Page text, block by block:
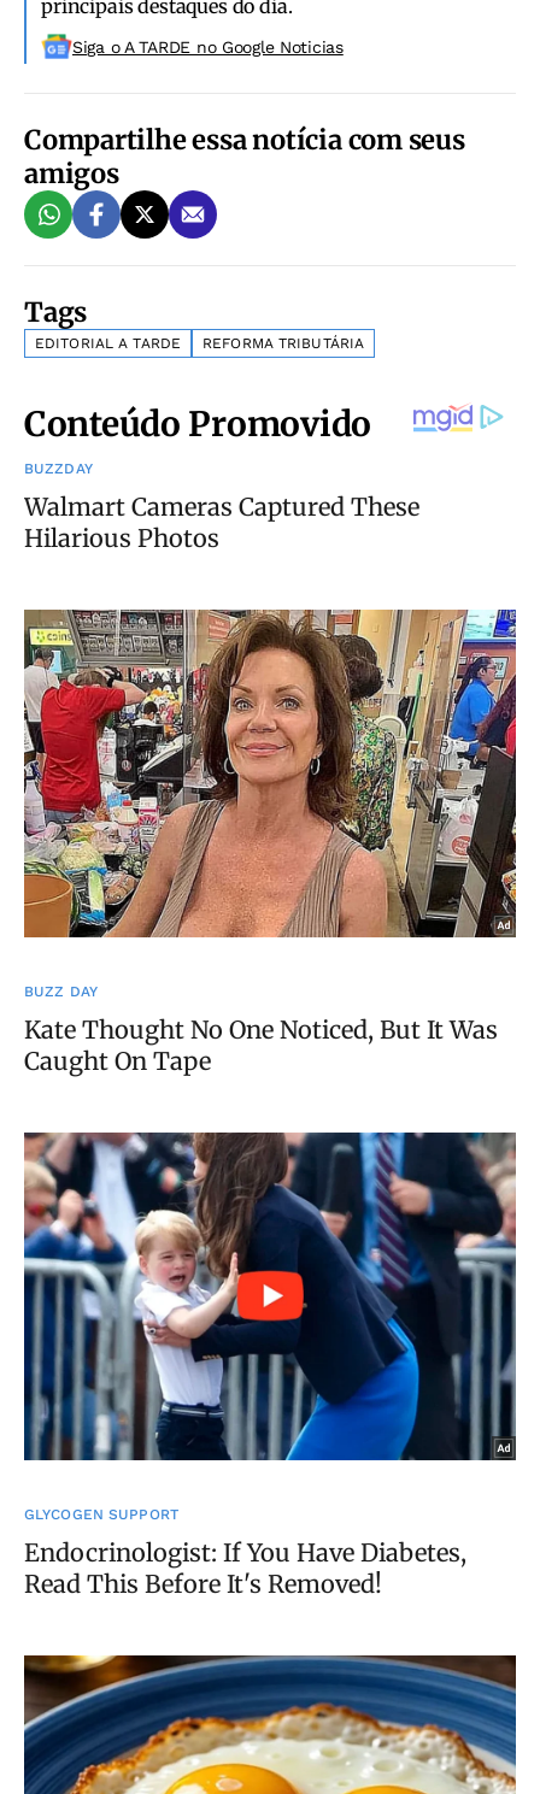
principais destaques do dia.
Siga o A TARDE no Google Noticias
Compartilhe essa notícia com seus
amigos
Tags
EDITORIAL A TARDE REFORMA TRIBUTÁRIA